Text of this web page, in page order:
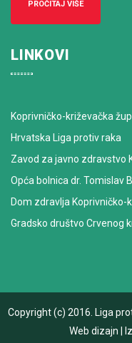
PROČITAJ VIŠE
LINKOVI
Koprivničko-križevačka
Hrvatska Liga protiv raka
Zavod za javno zdravstvo
Opća bolnica dr. Tomislav
Dom zdravlja Koprivničko-
Gradsko društvo Crvenog
Copyright (c) 2016. Liga
Web dizajn